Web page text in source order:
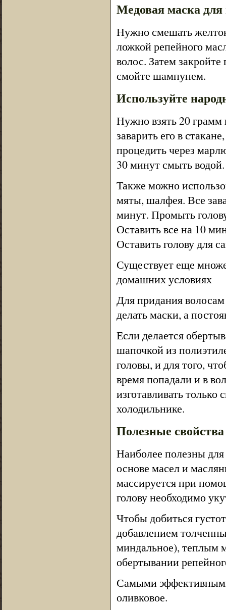
Медовая маска для
Нужно смешать
ложкой репейного
волос. Затем
смойте шампунем.
Используйте
Нужно взять 20 грамм
заварить его в
процедить через
30 минут смыть водой.
Также можно
мяты, шалфея. Все
минут. Промыть
Оставить все на 10
Оставить голову для
Существует еще
домашних условиях
Для придания
делать маски, а
Если делается
шапочкой из
головы, и для того,
время попадали и в
изготавливать только
холодильнике.
Полезные
Наиболее полезны
основе масел и
массируется при
голову необходимо
Чтобы добиться
добавлением
миндальное), теплым
обертывании
Самыми
оливковое.